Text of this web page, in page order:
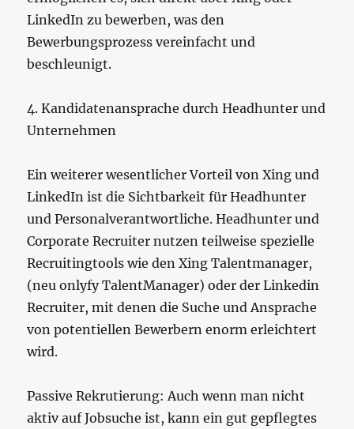
LinkedIn zu bewerben, was den
Bewerbungsprozess vereinfacht und
beschleunigt.
4. Kandidatenansprache durch Headhunter und
Unternehmen
Ein weiterer wesentlicher Vorteil von Xing und
LinkedIn ist die Sichtbarkeit für Headhunter
und Personalverantwortliche. Headhunter und
Corporate Recruiter nutzen teilweise spezielle
Recruitingtools wie den Xing Talentmanager,
(neu onlyfy TalentManager) oder der Linkedin
Recruiter, mit denen die Suche und Ansprache
von potentiellen Bewerbern enorm erleichtert
wird.
Passive Rekrutierung: Auch wenn man nicht
aktiv auf Jobsuche ist, kann ein gut gepflegtes